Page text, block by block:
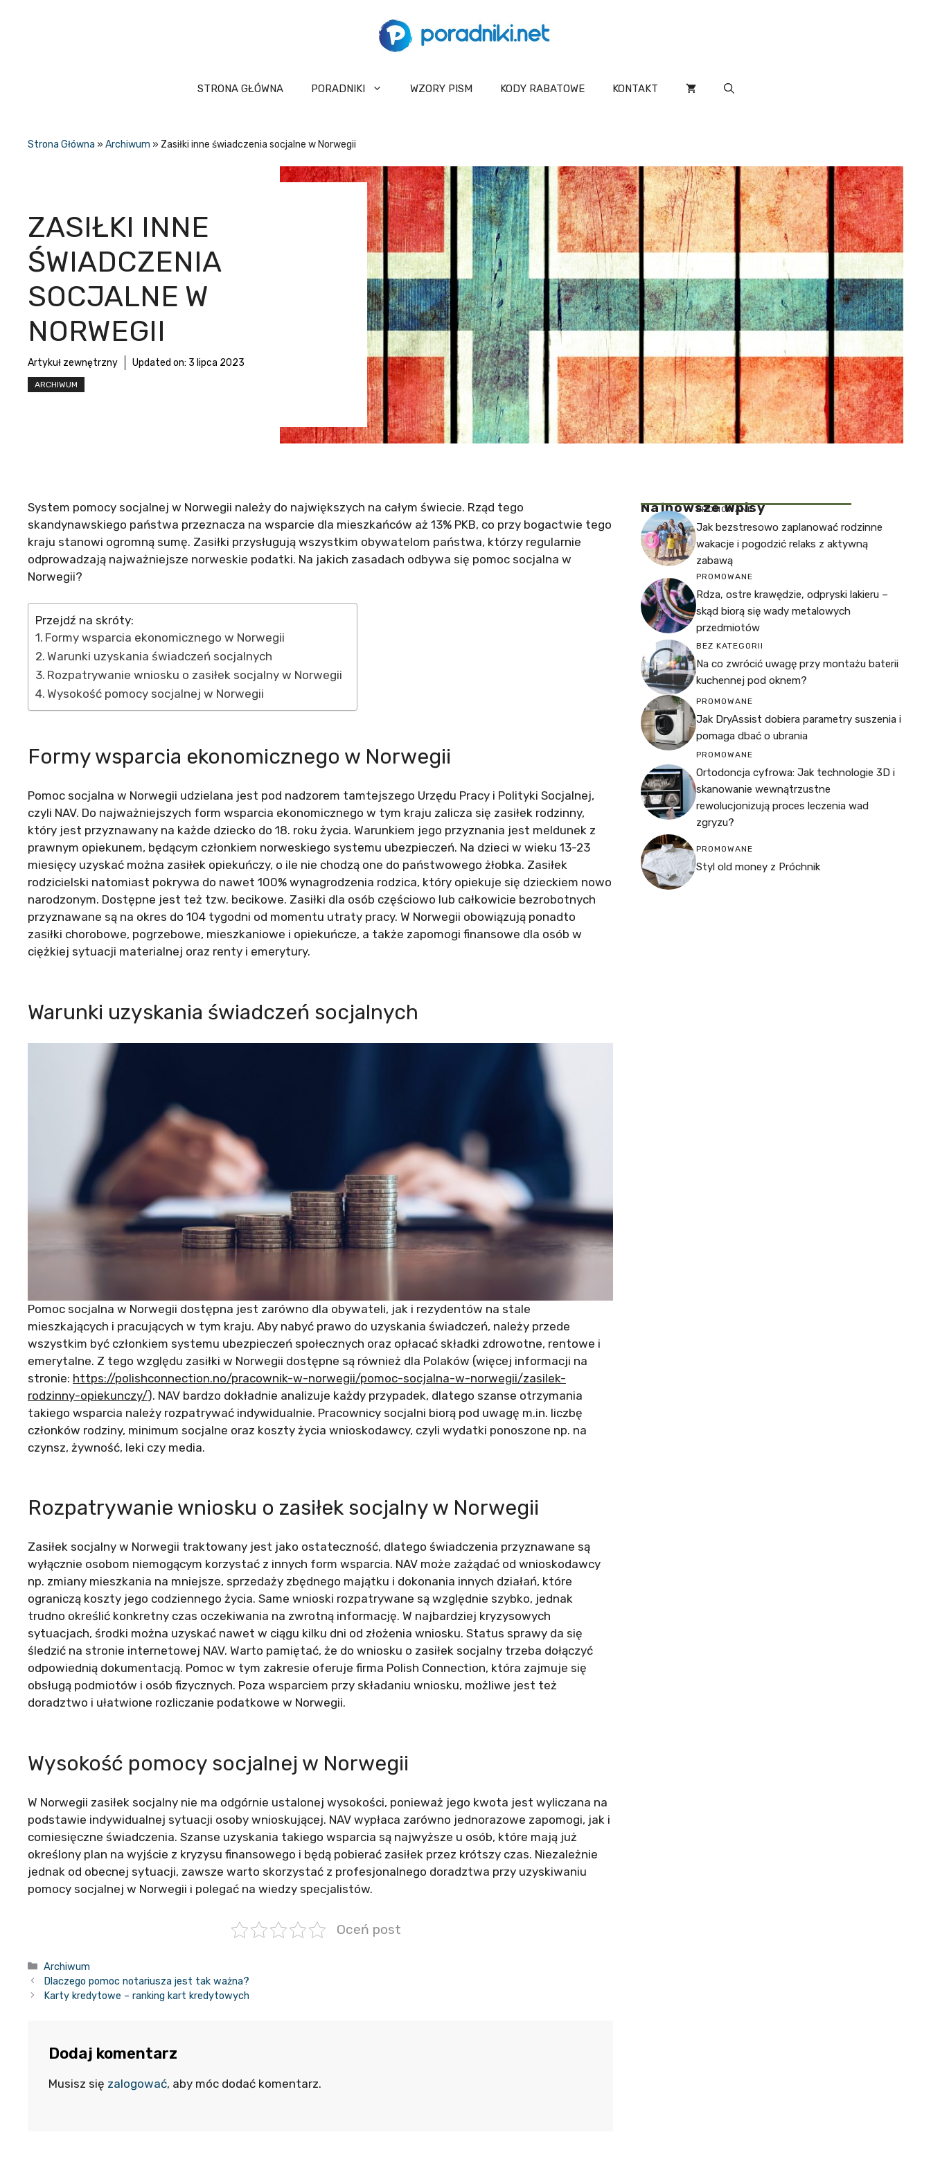
STRONA GŁÓWNA PORADNIKI WZORY PISM KODY RABATOWE KONTAKT
Strona Główna » Archiwum » Zasiłki inne świadczenia socjalne w Norwegii
ZASIŁKI INNE
ŚWIADCZENIA
SOCJALNE W
NORWEGII
Artykuł zewnętrzny Updated on: 3 lipca 2023
ARCHIWUM
System pomocy socjalnej w Norwegii należy do największych na całym świecie. Rząd tego
skandynawskiego państwa przeznacza na wsparcie dla mieszkańców aż 13% PKB, co przy bogactwie tego
kraju stanowi ogromną sumę. Zasiłki przysługują wszystkim obywatelom państwa, którzy regularnie
odprowadzają najważniejsze norweskie podatki. Na jakich zasadach odbywa się pomoc socjalna w
Norwegii?
Przejdź na skróty:
Formy wsparcia ekonomicznego w Norwegii
Warunki uzyskania świadczeń socjalnych
Rozpatrywanie wniosku o zasiłek socjalny w Norwegii
Wysokość pomocy socjalnej w Norwegii
Formy wsparcia ekonomicznego w Norwegii
Pomoc socjalna w Norwegii udzielana jest pod nadzorem tamtejszego Urzędu Pracy i Polityki Socjalnej,
czyli NAV. Do najważniejszych form wsparcia ekonomicznego w tym kraju zalicza się zasiłek rodzinny,
który jest przyznawany na każde dziecko do 18. roku życia. Warunkiem jego przyznania jest meldunek z
prawnym opiekunem, będącym członkiem norweskiego systemu ubezpieczeń. Na dzieci w wieku 13-23
miesięcy uzyskać można zasiłek opiekuńczy, o ile nie chodzą one do państwowego żłobka. Zasiłek
rodzicielski natomiast pokrywa do nawet 100% wynagrodzenia rodzica, który opiekuje się dzieckiem nowo
narodzonym. Dostępne jest też tzw. becikowe. Zasiłki dla osób częściowo lub całkowicie bezrobotnych
przyznawane są na okres do 104 tygodni od momentu utraty pracy. W Norwegii obowiązują ponadto
zasiłki chorobowe, pogrzebowe, mieszkaniowe i opiekuńcze, a także zapomogi finansowe dla osób w
ciężkiej sytuacji materialnej oraz renty i emerytury.
Warunki uzyskania świadczeń socjalnych
Pomoc socjalna w Norwegii dostępna jest zarówno dla obywateli, jak i rezydentów na stale
mieszkających i pracujących w tym kraju. Aby nabyć prawo do uzyskania świadczeń, należy przede
wszystkim być członkiem systemu ubezpieczeń społecznych oraz opłacać składki zdrowotne, rentowe i
emerytalne. Z tego względu zasiłki w Norwegii dostępne są również dla Polaków (więcej informacji na
stronie: https://polishconnection.no/pracownik-w-norwegii/pomoc-socjalna-w-norwegii/zasilek-
rodzinny-opiekunczy/). NAV bardzo dokładnie analizuje każdy przypadek, dlatego szanse otrzymania
takiego wsparcia należy rozpatrywać indywidualnie. Pracownicy socjalni biorą pod uwagę m.in. liczbę
członków rodziny, minimum socjalne oraz koszty życia wnioskodawcy, czyli wydatki ponoszone np. na
czynsz, żywność, leki czy media.
Rozpatrywanie wniosku o zasiłek socjalny w Norwegii
Zasiłek socjalny w Norwegii traktowany jest jako ostateczność, dlatego świadczenia przyznawane są
wyłącznie osobom niemogącym korzystać z innych form wsparcia. NAV może zażądać od wnioskodawcy
np. zmiany mieszkania na mniejsze, sprzedaży zbędnego majątku i dokonania innych działań, które
ograniczą koszty jego codziennego życia. Same wnioski rozpatrywane są względnie szybko, jednak
trudno określić konkretny czas oczekiwania na zwrotną informację. W najbardziej kryzysowych
sytuacjach, środki można uzyskać nawet w ciągu kilku dni od złożenia wniosku. Status sprawy da się
śledzić na stronie internetowej NAV. Warto pamiętać, że do wniosku o zasiłek socjalny trzeba dołączyć
odpowiednią dokumentacją. Pomoc w tym zakresie oferuje firma Polish Connection, która zajmuje się
obsługą podmiotów i osób fizycznych. Poza wsparciem przy składaniu wniosku, możliwe jest też
doradztwo i ułatwione rozliczanie podatkowe w Norwegii.
Wysokość pomocy socjalnej w Norwegii
W Norwegii zasiłek socjalny nie ma odgórnie ustalonej wysokości, ponieważ jego kwota jest wyliczana na
podstawie indywidualnej sytuacji osoby wnioskującej. NAV wypłaca zarówno jednorazowe zapomogi, jak i
comiesięczne świadczenia. Szanse uzyskania takiego wsparcia są najwyższe u osób, które mają już
określony plan na wyjście z kryzysu finansowego i będą pobierać zasiłek przez krótszy czas. Niezależnie
jednak od obecnej sytuacji, zawsze warto skorzystać z profesjonalnego doradztwa przy uzyskiwaniu
pomocy socjalnej w Norwegii i polegać na wiedzy specjalistów.
Oceń post
Kategorie
Archiwum
Dlaczego pomoc notariusza jest tak ważna?
Karty kredytowe – ranking kart kredytowych
Dodaj komentarz
Musisz się zalogować, aby móc dodać komentarz.
Najnowsze Wpisy
PROMOWANE
Jak bezstresowo zaplanować rodzinne
wakacje i pogodzić relaks z aktywną
zabawą
PROMOWANE
Rdza, ostre krawędzie, odpryski lakieru –
skąd biorą się wady metalowych
przedmiotów
BEZ KATEGORII
Na co zwrócić uwagę przy montażu baterii
kuchennej pod oknem?
PROMOWANE
Jak DryAssist dobiera parametry suszenia i
pomaga dbać o ubrania
PROMOWANE
Ortodoncja cyfrowa: Jak technologie 3D i
skanowanie wewnątrzustne
rewolucjonizują proces leczenia wad
zgryzu?
PROMOWANE
Styl old money z Próchnik